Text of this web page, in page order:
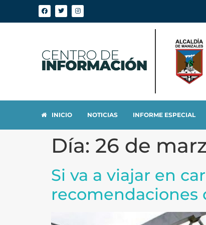
INICIO NOTICIAS INFORME ESPECIAL
Día: 26 de
Si va a viajar en
recomendaciones